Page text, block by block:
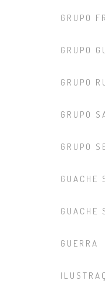
GRUPO
GRUPO
GRUPO
GRUPO
GRUPO
GUACHE
GUACHE
GUERRA